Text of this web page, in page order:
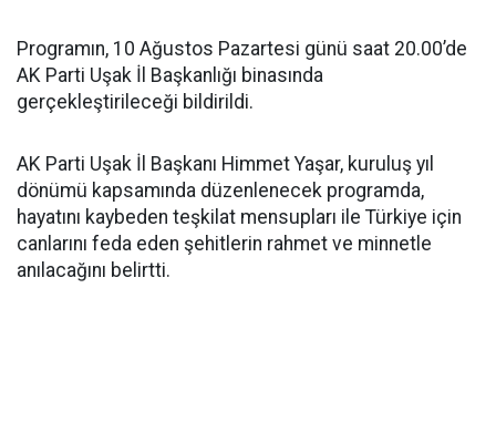
Programın, 10 Ağustos Pazartesi günü saat 20.00’de
AK Parti Uşak İl Başkanlığı binasında
gerçekleştirileceği bildirildi.
AK Parti Uşak İl Başkanı Himmet Yaşar, kuruluş yıl
dönümü kapsamında düzenlenecek programda,
hayatını kaybeden teşkilat mensupları ile Türkiye için
canlarını feda eden şehitlerin rahmet ve minnetle
anılacağını belirtti.